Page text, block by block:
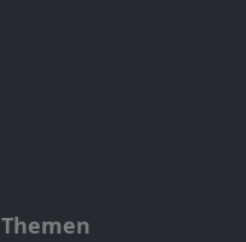
Themen